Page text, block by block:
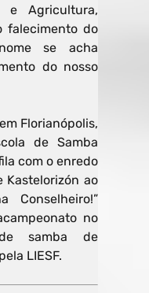
e Agricultura,
falecimento do
se acha
do nosso
Florianópolis,
de Samba
com o enredo
Kastelorizón ao
Conselheiro!”
no
samba de
LIESF.